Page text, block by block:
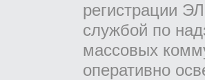
регистрации
службой по
массовых
оперативно